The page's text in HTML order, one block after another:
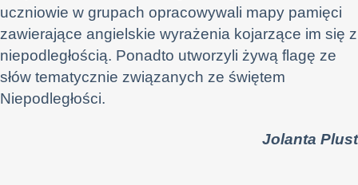
uczniowie w grupach opracowywali mapy pamięci
zawierające angielskie wyrażenia kojarzące im się z
niepodległością. Ponadto utworzyli żywą flagę ze
słów tematycznie związanych ze świętem
Niepodległości.
Jolanta Plust